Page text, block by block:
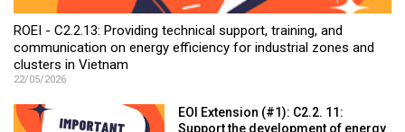
ROEI - C2.2.13: Providing technical support, training, and
communication on energy efficiency for industrial zones and
clusters in Vietnam
22/05/2026
EOI Extension (#1): C2.2. 11: